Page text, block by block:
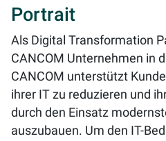
Portrait
Als Digital Transformation
CANCOM Unternehmen in
CANCOM unterstützt
ihrer IT zu reduzieren und
durch den Einsatz
auszubauen. Um den IT-